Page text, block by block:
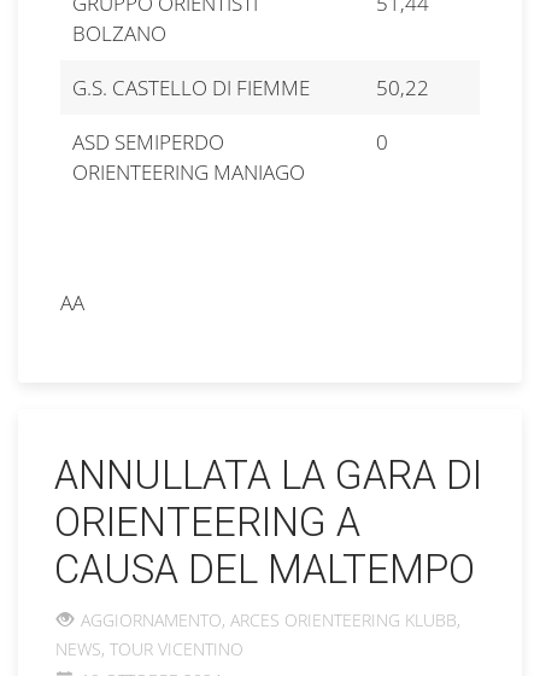
BOLZANO
G.S. CASTELLO DI FIEMME
50,22
ASD SEMIPERDO
ORIENTEERING MANIAGO
0
AA
ANNULLATA LA GARA DI
ORIENTEERING A
CAUSA DEL MALTEMPO
AGGIORNAMENTO, ARCES ORIENTEERING KLUBB,
NEWS, TOUR VICENTINO